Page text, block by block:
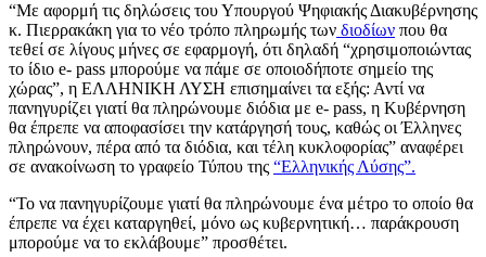
“Με αφορμή τις δηλώσεις του Υπουργού Ψηφιακής Διακυβέρνησης
κ. Πιερρακάκη για το νέο τρόπο πληρωμής των διοδίων που θα
τεθεί σε λίγους μήνες σε εφαρμογή, ότι δηλαδή “χρησιμοποιώντας
το ίδιο e- pass μπορούμε να πάμε σε οποιοδήποτε σημείο της
χώρας”, η ΕΛΛΗΝΙΚΗ ΛΥΣΗ επισημαίνει τα εξής: Αντί να
πανηγυρίζει γιατί θα πληρώνουμε διόδια με e- pass, η Κυβέρνηση
θα έπρεπε να αποφασίσει την κατάργησή τους, καθώς οι Έλληνες
πληρώνουν, πέρα από τα διόδια, και τέλη κυκλοφορίας” αναφέρει
σε ανακοίνωση το γραφείο Τύπου της “Ελληνικής Λύσης”.
“Το να πανηγυρίζουμε γιατί θα πληρώνουμε ένα μέτρο το οποίο θα
έπρεπε να έχει καταργηθεί, μόνο ως κυβερνητική… παράκρουση
μπορούμε να το εκλάβουμε” προσθέτει.